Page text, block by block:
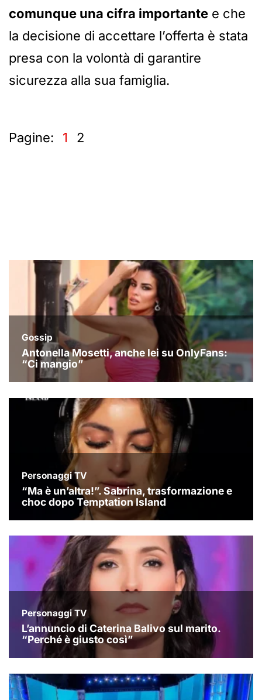
comunque una cifra importante e che
la decisione di accettare l’offerta è stata
presa con la volontà di garantire
sicurezza alla sua famiglia.
Pagine: 1 2